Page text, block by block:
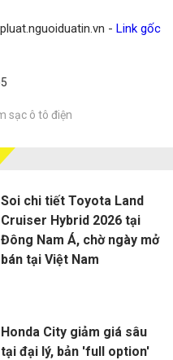
- Link gốc
sạc ô tô điện
Soi chi tiết Toyota Land
Cruiser Hybrid 2026 tại
Đông Nam Á, chờ ngày mở
bán tại Việt Nam
Honda City giảm giá sâu
tại đại lý, bản 'full option'